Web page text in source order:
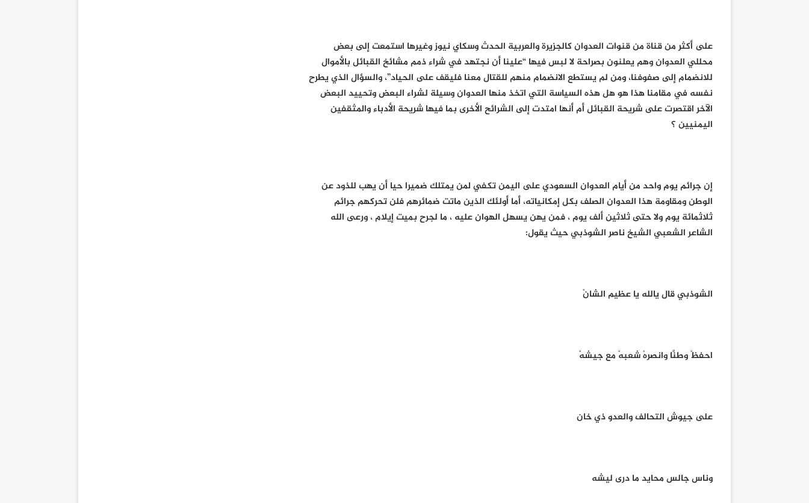
على أكثر من قناة من قنوات العدوان كالجزيرة والعربية الحدث وسكاي نيوز وغيرها استمعت إلى بعض
محللي العدوان وهم يعلنون بصراحة لا لبس فيها “علينا أن نجتهد في شراء ذمم مشائخ القبائل بالأموال
للانضمام إلى صفوفنا، ومن لم يستطع الانضمام منهم للقتال معنا فليقف على الحياد”، والسؤال الذي يطرح
نفسه في مقامنا هذا هو هل هذه السياسة التي اتخذ منها العدوان وسيلة لشراء البعض وتحييد البعض
الآخر اقتصرت على شريحة القبائل أم أنها امتدت إلى الشرائح الأخرى بما فيها شريحة الأدباء والمثقفين
اليمنيين ؟
إن جرائم يوم واحد من أيام العدوان السعودي على اليمن تكفي لمن يمتلك ضميرا حيا أن يهب للذود عن
الوطن ومقاومة هذا العدوان الصلف بكل إمكانياته، أما أولئك الذين ماتت ضمائرهم فلن تحركهم جرائم
ثلاثمائة يوم ولا حتى ثلاثين ألف يوم ، فمن يهن يسهل الهوان عليه ، ما لجرح بميت إيلام ، ورعى الله
الشاعر الشعبي الشيخ ناصر الشوذبي حيث يقول:
الشوذبي قال يالله يا عظيم الشانْ
احفظْ وطنَّا وانصرهْ شعبهْ مع جيشهْ
على جيوش التحالف والعدو ذي خان
وناس جالس محايد ما درى ليشه